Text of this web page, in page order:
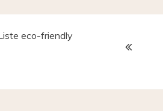
eco-friendly